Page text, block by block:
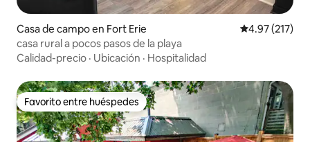
Casa de campo en Fort Erie Calificación
4.97 (217)
casa rural a pocos pasos de la playa
Calidad-precio · Ubicación · Hospitalidad
Favorito entre huéspedes
Favorito entre huéspedes